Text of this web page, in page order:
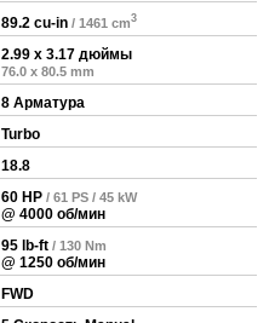
89.2 cu-in / 1461 cm3
2.99 x 3.17 дюймы
76.0 x 80.5 mm
8 Арматура
Turbo
18.8
60 HP / 61 PS / 45 kW
@ 4000 об/мин
95 lb-ft / 130 Nm
@ 1250 об/мин
FWD